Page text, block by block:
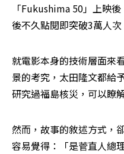
「Fukushima 50」上映
後不久點閱即突破3萬人次
就電影本身的技術層面來
景的考究，太田隆文都給
研究過福島核災，可以瞭
然而，故事的敘述方式，
容易覺得：「是菅直人總